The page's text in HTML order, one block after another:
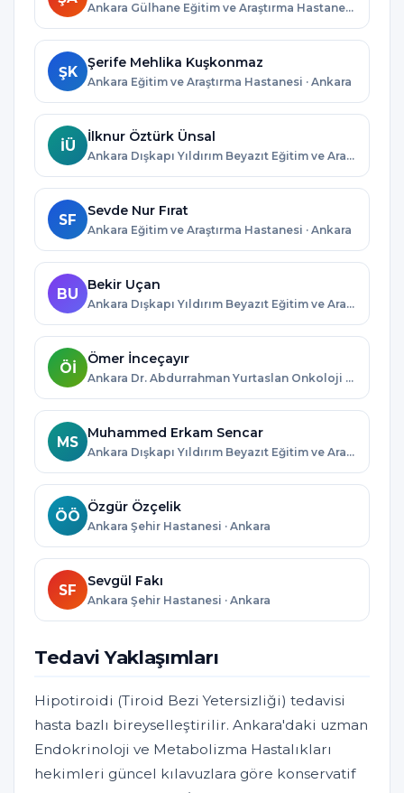
Ankara Gülhane Eğitim ve Araştırma Hastanesi · Ankara
ŞK
Şerife Mehlika Kuşkonmaz
Ankara Eğitim ve Araştırma Hastanesi · Ankara
İÜ
İlknur Öztürk Ünsal
Ankara Dışkapı Yıldırım Beyazıt Eğitim ve Araştırma Hastanesi · Ankara
SF
Sevde Nur Fırat
Ankara Eğitim ve Araştırma Hastanesi · Ankara
BU
Bekir Uçan
Ankara Dışkapı Yıldırım Beyazıt Eğitim ve Araştırma Hastanesi · Ankara
Öİ
Ömer İnceçayır
Ankara Dr. Abdurrahman Yurtaslan Onkoloji Eğitim ve Araştırma Hastanesi · Ankara
MS
Muhammed Erkam Sencar
Ankara Dışkapı Yıldırım Beyazıt Eğitim ve Araştırma Hastanesi · Ankara
ÖÖ
Özgür Özçelik
Ankara Şehir Hastanesi · Ankara
SF
Sevgül Fakı
Ankara Şehir Hastanesi · Ankara
Tedavi Yaklaşımları
Hipotiroidi (Tiroid Bezi Yetersizliği) tedavisi
hasta bazlı bireyselleştirilir. Ankara'daki uzman
Endokrinoloji ve Metabolizma Hastalıkları
hekimleri güncel kılavuzlara göre konservatif